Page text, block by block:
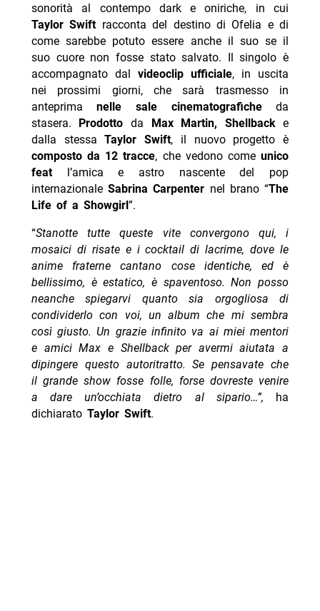
sonorità al contempo dark e oniriche, in cui
Taylor Swiftracconta del destino di Ofelia e di
come sarebbe potuto essere anche il suo se il
suo cuore non fosse stato salvato. Il singolo è
accompagnato dal videoclip ufficiale, in uscita
nei prossimi giorni, che sarà trasmesso in
anteprima nelle sale cinematograficheda
stasera.
Prodotto da Max Martin, Shellbacke
dalla stessaTaylor Swift, il nuovo progetto è
composto da 12 tracce, che vedono comeunico
featl’amica e astro nascente del pop
internazionaleSabrina Carpenter nel brano “The
Life of a Showgirl ”.
“Stanotte tutte queste vite convergono qui, i
mosaici di risate e i cocktail di lacrime, dove le
anime fraterne cantano cose identiche, ed è
bellissimo, è estatico, è spaventoso. Non posso
neanche spiegarvi quanto sia orgogliosa di
condividerlo con voi, un album che mi sembra
così giusto. Un grazie infinito va ai miei mentori
e amici Max e Shellback per avermi aiutata a
dipingere questo autoritratto. Se pensavate che
il grande show fosse folle, forse dovreste venire
a dare un’occhiata dietro al sipario…”, ha
dichiarato Taylor Swift.